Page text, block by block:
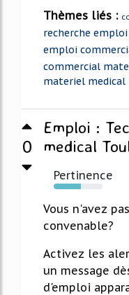
Thèmes liés :
recherche
emploi
commercial
materiel medical
0
Emploi :
medical
Pertinence
56%
Vous n'avez
convenable?
Activez les
un message
d'emploi